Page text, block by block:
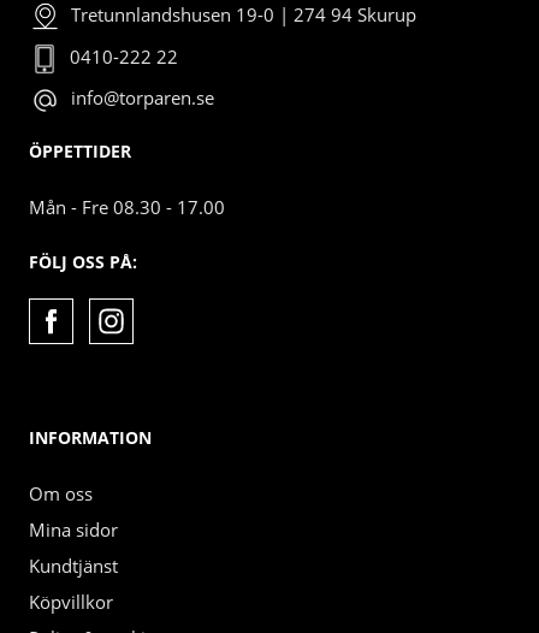
Tretunnlandshusen 19-0 | 274 94 Skurup
0410-222 22
info@torparen.se
ÖPPETTIDER
Mån - Fre 08.30 - 17.00
FÖLJ OSS PÅ:
INFORMATION
Om oss
Mina sidor
Kundtjänst
Köpvillkor